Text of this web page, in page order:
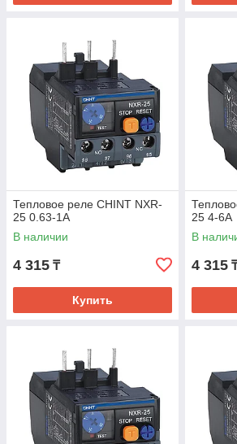
Тепловое реле CHINT NXR-
25 0.63-1A
В наличии
4 315 ₸
Купить
25 4-6A
В
4 315